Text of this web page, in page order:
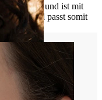
und ist mit
und passt somit